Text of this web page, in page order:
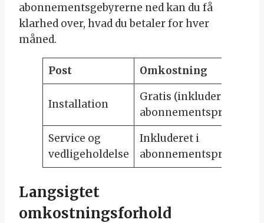
abonnementsgebyrerne ned kan du få
klarhed over, hvad du betaler for hver
måned.
Post Omkostning
Installation
Gratis (inkluderet i
abonnementsprisen)
Service og
vedligeholdelse
Inkluderet i
abonnementsprisen
Langsigtet
omkostningsforhold